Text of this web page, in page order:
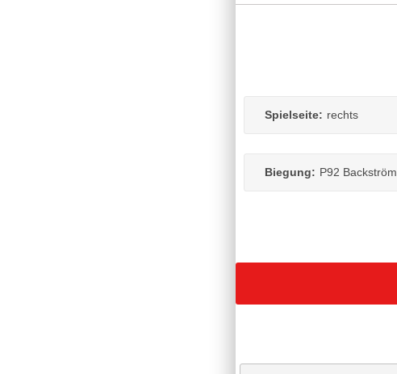
Spielseite: rechts
Biegung: P92 Backström